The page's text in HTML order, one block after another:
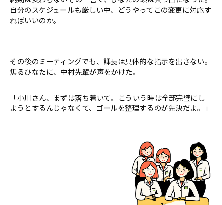
自分のスケジュールも厳しい中、どうやってこの変更に対応す
ればいいのか。
その後のミーティングでも、課長は具体的な指示を出さない。
焦るひなたに、中村先輩が声をかけた。
「小川さん、まずは落ち着いて。こういう時は全部完璧にし
ようとするんじゃなくて、ゴールを整理するのが先決だよ。」